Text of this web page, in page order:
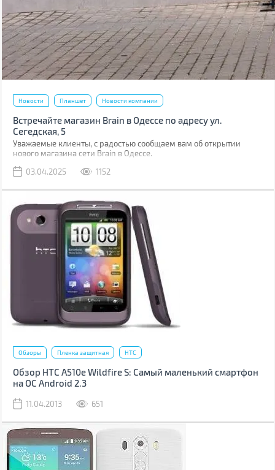
Новости Планшет Новости компании
Встречайте магазин Brain в Одессе по адресу ул.
Сегедская, 5
Уважаемые клиенты, с радостью сообщаем вам об открытии
нового магазина сети Brain в Одессе.
03.04.2025
1152
Обзоры Пленка защитная HTC
Обзор HTC A510e Wildfire S: Самый маленький смартфон
на ОС Android 2.3
11.04.2013 651